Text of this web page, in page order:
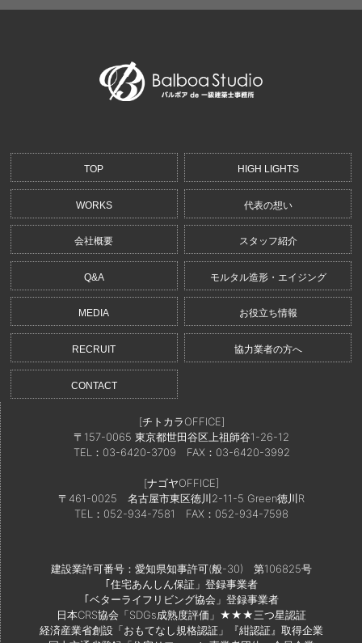
TOP HIGH LIGHTS
WORKS 代表の想い
会社概要 スタッフ紹介
Q&A モルタル造形・エイジング
MEDIA お役立ち情報
RECRUIT 協力業者の方へ
CONTACT
[チトカラOFFICE]
〒157-0065 東京都世田谷区上祖師谷1-26-12
TEL：03-6420-3709 FAX：03-6420-3992
[ナゴヤOFFICE]
〒461-0025 名古屋市東区徳川2-11-5 Green徳川R
TEL：052-934-7581
FAX：052-934-7598
建設業許可番号：愛知県知事許可(般-30) 第106825号
｢住宅あんしん保証」登録事業者
｢ベターライフリビング協会」登録事業者
日本CRS協会「SDGs成熟度評価」★★★三つ星認証
経済産業省創設「おもてなし規格認証」『紺認証』取得企業